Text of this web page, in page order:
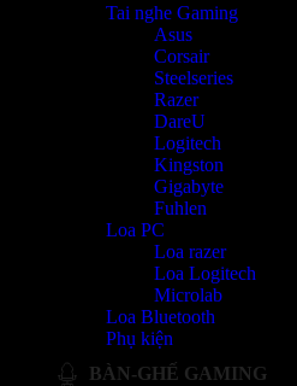
Tai nghe Gaming
Asus
Corsair
Steelseries
Razer
DareU
Logitech
Kingston
Gigabyte
Fuhlen
Loa PC
Loa razer
Loa Logitech
Microlab
Loa Bluetooth
Phụ kiện
BÀN-GHẾ GAMING